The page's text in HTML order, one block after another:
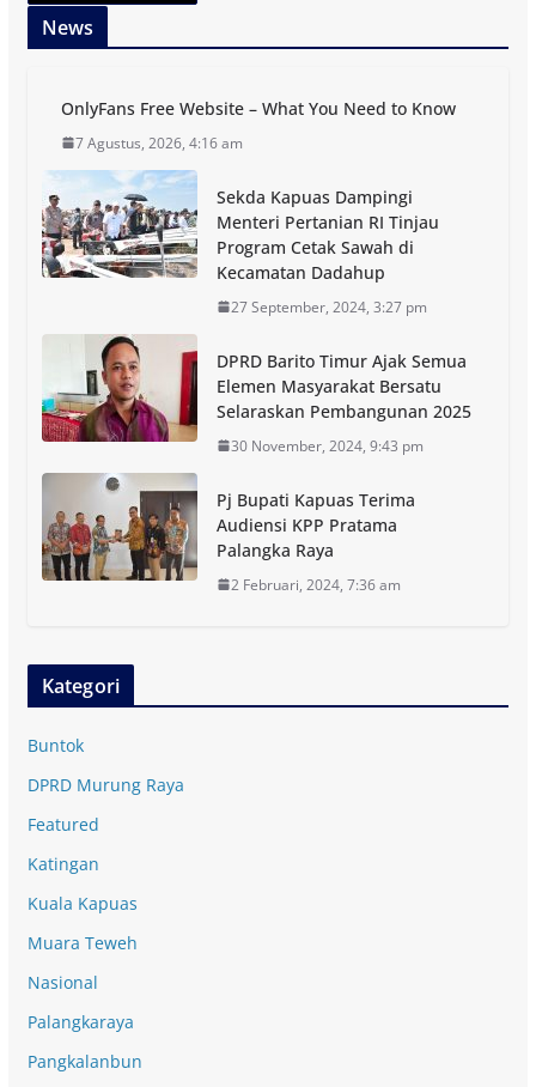
News
OnlyFans Free Website – What You Need to Know
7 Agustus, 2026, 4:16 am
Sekda Kapuas Dampingi
Menteri Pertanian RI Tinjau
Program Cetak Sawah di
Kecamatan Dadahup
27 September, 2024, 3:27 pm
DPRD Barito Timur Ajak Semua
Elemen Masyarakat Bersatu
Selaraskan Pembangunan 2025
30 November, 2024, 9:43 pm
Pj Bupati Kapuas Terima
Audiensi KPP Pratama
Palangka Raya
2 Februari, 2024, 7:36 am
Kategori
Buntok
DPRD Murung Raya
Featured
Katingan
Kuala Kapuas
Muara Teweh
Nasional
Palangkaraya
Pangkalanbun